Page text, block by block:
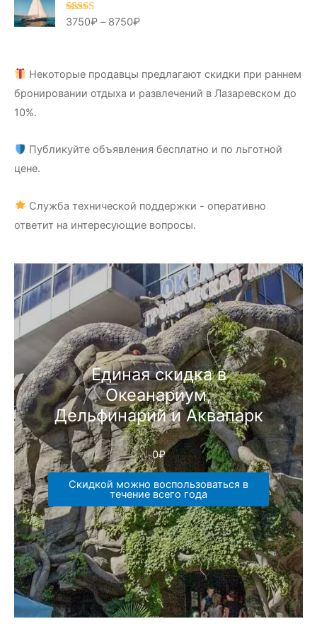
Оценка
3750₽– 8750₽
Некоторые продавцы предлагают скидки при раннем
бронировании отдыха и развлечений в Лазаревском до
10%.
Публикуйте объявления бесплатно и по льготной
цене.
Служба технической поддержки - оперативно
ответит на интересующие вопросы.
Единая скидка в
Океанариум,
Дельфинарий и Аквапарк
0₽
Скидкой можно воспользоваться в
течение всего года